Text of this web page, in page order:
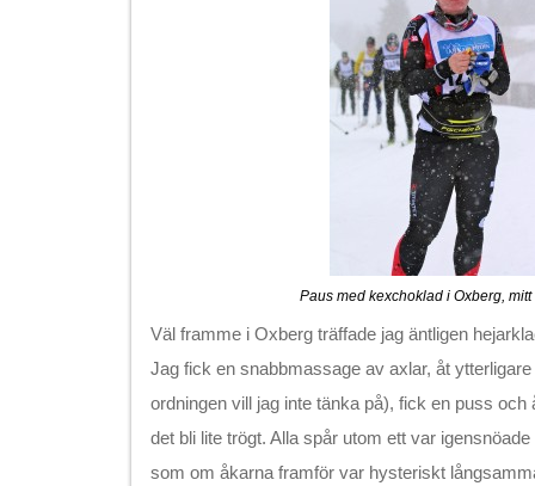
Paus med kexchoklad i Oxberg,
Väl framme i Oxberg träffade jag äntligen
Jag fick en snabbmassage av axlar, åt
ordningen vill jag inte tänka på), fick en puss och
det bli lite trögt. Alla spår utom ett var
som om åkarna framför var hysteriskt